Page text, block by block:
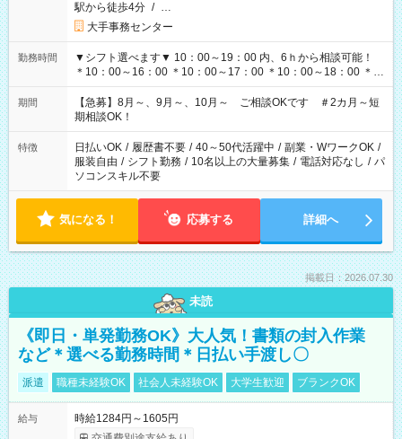
駅から徒歩4分 / …
大手事務センター
勤務時間
▼シフト選べます▼ 10：00～19：00 内、6ｈから相談可能！
＊10：00～16：00 ＊10：00～17：00 ＊10：00～18：00 ＊
11：00～19：00 ＊12：00～19：00 ＊13：00～19：00
期間
【急募】8月～、9月～、10月～ ご相談OKです ＃2カ月～短
期相談OK！
特徴 日払いOK / 履歴書不要 / 40～50代活躍中 / 副業・WワークOK /
服装自由 / シフト勤務 / 10名以上の大量募集 / 電話対応なし / パ
ソコンスキル不要
気になる！ 応募する 詳細へ
掲載日：2026.07.30
未読
《即日・単発勤務OK》大人気！書類の封入作業
など＊選べる勤務時間＊日払い手渡し〇
派遣 職種未経験OK 社会人未経験OK 大学生歓迎 ブランクOK
給与
時給1284円～1605円